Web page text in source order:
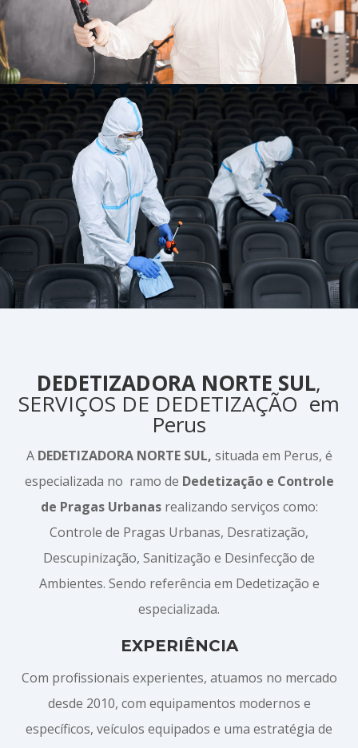
DEDETIZADORA NORTE SUL,
SERVIÇOS DE DEDETIZAÇÃO em
Perus
A DEDETIZADORA NORTE SUL, situada em Perus, é
especializada no ramo de Dedetização e Controle
de Pragas Urbanasrealizando serviços como:
Controle de Pragas Urbanas, Desratização,
Descupinização, Sanitização e Desinfecção de
Ambientes. Sendo referência em Dedetização e
especializada.
EXPERIÊNCIA
Com profissionais experientes, atuamos no mercado
desde 2010, com equipamentos modernos e
específicos, veículos equipados e uma estratégia de